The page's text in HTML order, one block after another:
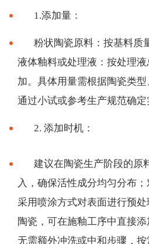
1.添加量：
粉状陶瓷原料：按基料质
液体釉料或处理液：按处理液
加。具体用量需根据陶瓷类
通过小试或参考生产规范确定
2. 添加时机：
建议在陶瓷生产阶段的原
入，确保活性成分均匀分布
采用喷涂方式对表面进行预
陶瓷，可在施釉工序中直接
无需额外冲洗或中和步骤，